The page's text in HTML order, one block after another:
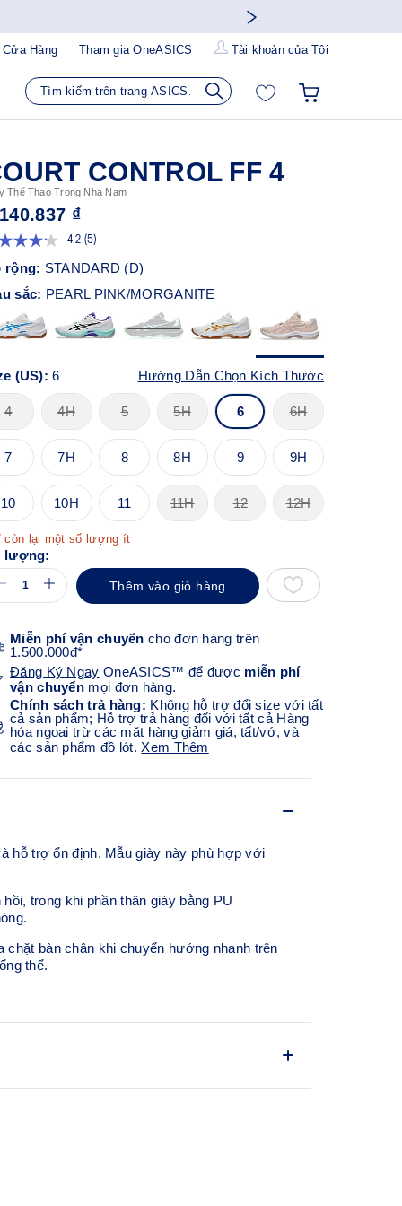
Hàng Tham gia OneASICS Tài khoản của Tôi
CONTROL FF 4
Thể Thao Trong Nhà Nam
₫
4.2 Đọc
5
đánh
giá.
Liên
kết
trang
(5)
rộng: STANDARD (D)
sắc: PEARL PINK/MORGANITE
(US):6 Hướng Dẫn Chọn Kích Thước
4 4H 5 5H 6 6H
7 7H 8 8H 9 9H
10 10H 11 11H 12 12H
còn lại một số lượng ít
lượng:
Thêm vào giỏ hàng
Miễn phí vận chuyển cho đơn hàng trên
1.500.000đ*
Đăng Ký Ngay OneASICS™ để được miễn phí
vận chuyển mọi đơn hàng.
Chính sách trả hàng: Không hỗ trợ đổi size với tất
cả sản phẩm; Hỗ trợ trả hàng đối với tất cả Hàng
hóa ngoại trừ các mặt hàng giảm giá, tất/vớ, và
các sản phẩm đồ lót.Xem Thêm
hỗ trợ ổn định. Mẫu giày này phù hợp với
trong khi phần thân giày bằng PU
bàn chân khi chuyển hướng nhanh trên
thể.